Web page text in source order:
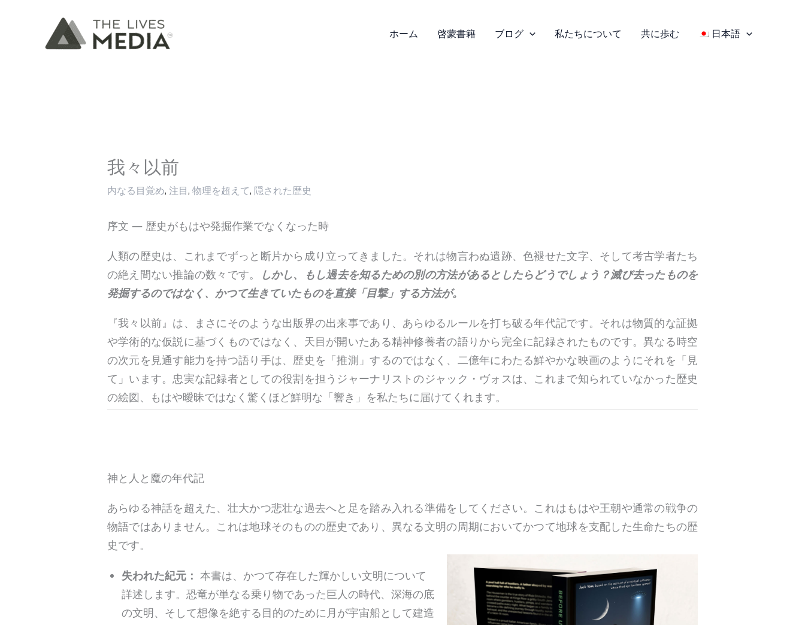
ホーム 啓蒙書籍 ブログ 私たちについて 共に歩む 日本語
我々以前
内なる目覚め, 注目, 物理を超えて, 隠された歴史
序文 ― 歴史がもはや発掘作業でなくなった時
人類の歴史は、これまでずっと断片から成り立ってきました。それは物言わぬ遺跡、色褪せた文字、そして考古学者たち
の絶え間ない推論の数々です。
しかし、もし過去を知るための別の方法があるとしたらどうでしょう？滅び去ったものを
発掘するのではなく、かつて生きていたものを直接「目撃」する方法が。
『我々以前』は、まさにそのような出版界の出来事であり、あらゆるルールを打ち破る年代記です。それは物質的な証拠
や学術的な仮説に基づくものではなく、天目が開いたある精神修養者の語りから完全に記録されたものです。異なる時空
の次元を見通す能力を持つ語り手は、歴史を「推測」するのではなく、二億年にわたる鮮やかな映画のようにそれを「見
て」います。忠実な記録者としての役割を担うジャーナリストのジャック・ヴォスは、これまで知られていなかった歴史
の絵図、もはや曖昧ではなく驚くほど鮮明な「響き」を私たちに届けてくれます。
神と人と魔の年代記
あらゆる神話を超えた、壮大かつ悲壮な過去へと足を踏み入れる準備をしてください。これはもはや王朝や通常の戦争の
物語ではありません。これは地球そのものの歴史であり、異なる文明の周期においてかつて地球を支配した生命たちの歴
史です。
失われた紀元： 本書は、かつて存在した輝かしい文明について
詳述します。恐竜が単なる乗り物であった巨人の時代、深海の底
の文明、そして想像を絶する目的のために月が宇宙船として建造